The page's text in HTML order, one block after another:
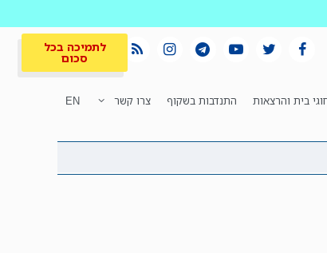
לתמיכה בכל
סכום
בית והרצאות התנדבות בשקוף צרו קשר EN
המקום הכי חם לתמיכה בכל